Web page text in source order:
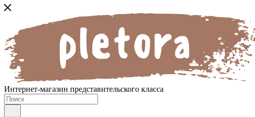
Интернет-магазин представительского класса